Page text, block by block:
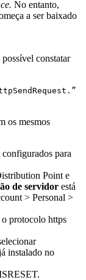
No entanto,
a ser baixado
constatar
os mesmos
configurados para
Point e
de servidor está
> Personal >
protocolo https
instalado no